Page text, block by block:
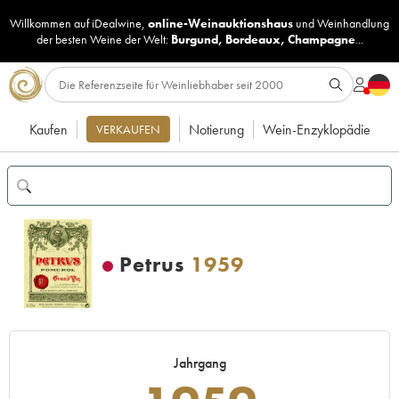
Willkommen auf iDealwine, online-Weinauktionshaus undWeinhandlung
der besten Weine der Welt: Burgund, Bordeaux, Champagne...
Kaufen VERKAUFEN Notierung Wein-Enzyklopädie
Petrus 1959
Jahrgang